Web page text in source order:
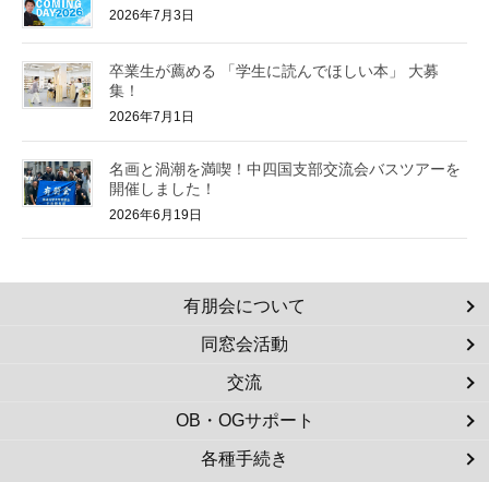
2026年7月3日
卒業生が薦める 「学生に読んでほしい本」 大募
集！
2026年7月1日
名画と渦潮を満喫！中四国支部交流会バスツアーを
開催しました！
2026年6月19日
有朋会について
同窓会活動
交流
OB・OGサポート
各種手続き